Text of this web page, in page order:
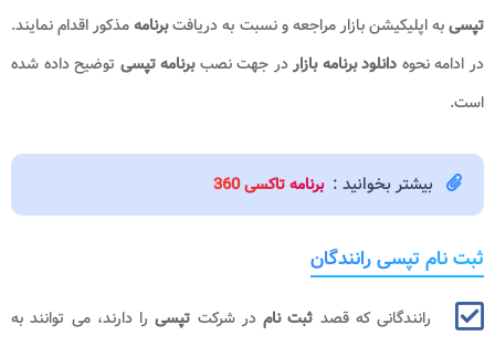
تپسیبه اپلیکیشن بازار مراجعه و نسبت به دریافتبرنامهمذکور اقدام نمایند.
در ادامه نحوه دانلود برنامه بازاردر جهت نصببرنامه تپسی توضیح داده شده
است.
بیشتر بخوانید : برنامه تاکسی 360
ثبت نام تپسی رانندگان
رانندگانی که قصد ثبت نامدر شرکت تپسی را دارند، می توانند به